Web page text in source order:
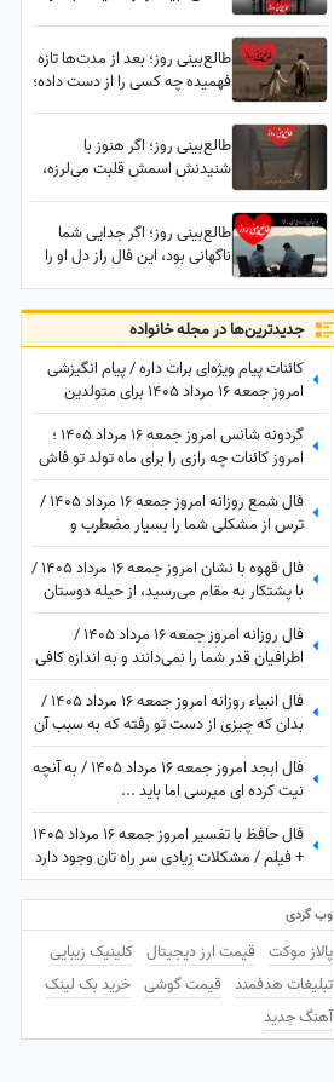
دارد
طالع‌بینی روز؛ بعد از مدت‌ها تازه
فهمیده چه کسی را از دست داده؛
چهارشنبه 7 مرداد 1405
طالع‌بینی روز؛ اگر هنوز با
شنیدنش اسمش قلبت می‌لرزه،
تغییر میده
طالع‌بینی روز؛ اگر جدایی شما
ناگهانی بود، این فال راز دل او را
این اتفاق باش...
جدید‌ترین‌ها در مجله خانواده
کائنات پیام ویژه‌ای برات داره / پیام انگیزشی
امروز جمعه 16 مرداد 1405 برای متولدین
فروردین تا اسفند: امروز زمان درخشیدن
توست + ویدئو
گردونه شانس امروز جمعه 16 مرداد 1405 ؛
امروز کائنات چه رازی را برای ماه تولد تو فاش
کرده؟
فال شمع روزانه امروز جمعه 16 مرداد 1405 /
ترس از مشکلی شما را بسیار مضطرب و
آشفته می‌کند، اما شما
فال قهوه با نشان امروز جمعه 16 مرداد 1405 /
با پشتکار به مقام می‌رسید، از حیله دوستان
خود را پنهان کنید
فال روزانه امروز جمعه 16 مرداد 1405 /
اطرافیان قدر شما را نمی‌دانند و به اندازه کافی
به شما ارزش نمی‌دهند، اما به زودی متوجه
می‌شوید که ...
فال انبیاء روزانه امروز جمعه 16 مرداد 1405 /
بدان که چیزی از دست تو رفته که به سبب آن
غم و اندوه می‌خوری، اما ...
فال ابجد امروز جمعه 16 مرداد 1405 / به آنچه
نیت کرده ای میرسی اما باید ...
فال حافظ با تفسیر امروز جمعه 16 مرداد 1405
+ فیلم / مشکلات زیادی سر راه تان وجود دارد
اما ...
وب گردی
پالاز موکت قیمت ارز دیجیتال کلینیک زیبایی
تبلیغات هدفمند قیمت گوشی خرید بک لینک
آهنگ جدید